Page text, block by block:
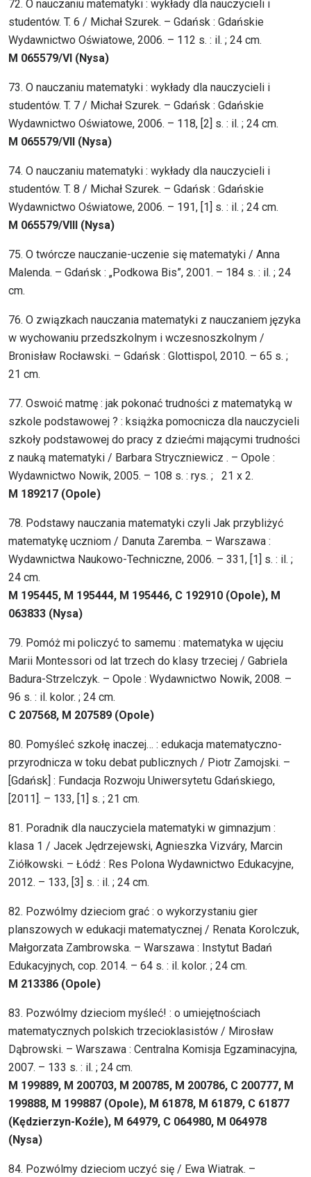
72. O nauczaniu matematyki : wykłady dla nauczycieli i
studentów. T. 6 / Michał Szurek. – Gdańsk : Gdańskie
Wydawnictwo Oświatowe, 2006. – 112 s. : il. ; 24 cm.
M 065579/VI (Nysa)
73. O nauczaniu matematyki : wykłady dla nauczycieli i
studentów. T. 7 / Michał Szurek. – Gdańsk : Gdańskie
Wydawnictwo Oświatowe, 2006. – 118, [2] s. : il. ; 24 cm.
M 065579/VII (Nysa)
74. O nauczaniu matematyki : wykłady dla nauczycieli i
studentów. T. 8 / Michał Szurek. – Gdańsk : Gdańskie
Wydawnictwo Oświatowe, 2006. – 191, [1] s. : il. ; 24 cm.
M 065579/VIII (Nysa)
75. O twórcze nauczanie-uczenie się matematyki / Anna
Malenda. – Gdańsk : „Podkowa Bis”, 2001. – 184 s. : il. ; 24
cm.
76. O związkach nauczania matematyki z nauczaniem języka
w wychowaniu przedszkolnym i wczesnoszkolnym /
Bronisław Rocławski. – Gdańsk : Glottispol, 2010. – 65 s. ;
21 cm.
77. Oswoić matmę : jak pokonać trudności z matematyką w
szkole podstawowej ? : książka pomocnicza dla nauczycieli
szkoły podstawowej do pracy z dziećmi mającymi trudności
z nauką matematyki / Barbara Stryczniewicz . – Opole :
Wydawnictwo Nowik, 2005. – 108 s. : rys. ; 21 x 2.
M 189217 (Opole)
78. Podstawy nauczania matematyki czyli Jak przybliżyć
matematykę uczniom / Danuta Zaremba. – Warszawa :
Wydawnictwa Naukowo-Techniczne, 2006. – 331, [1] s. : il. ;
24 cm.
M 195445, M 195444, M 195446, C 192910 (Opole), M
063833 (Nysa)
79. Pomóż mi policzyć to samemu : matematyka w ujęciu
Marii Montessori od lat trzech do klasy trzeciej / Gabriela
Badura-Strzelczyk. – Opole : Wydawnictwo Nowik, 2008. –
96 s. : il. kolor. ; 24 cm.
C 207568, M 207589 (Opole)
80. Pomyśleć szkołę inaczej… : edukacja matematyczno-
przyrodnicza w toku debat publicznych / Piotr Zamojski. –
[Gdańsk] : Fundacja Rozwoju Uniwersytetu Gdańskiego,
[2011]. – 133, [1] s. ; 21 cm.
81. Poradnik dla nauczyciela matematyki w gimnazjum :
klasa 1 / Jacek Jędrzejewski, Agnieszka Vizváry, Marcin
Ziółkowski. – Łódź : Res Polona Wydawnictwo Edukacyjne,
2012. – 133, [3] s. : il. ; 24 cm.
82. Pozwólmy dzieciom grać : o wykorzystaniu gier
planszowych w edukacji matematycznej / Renata Korolczuk,
Małgorzata Zambrowska. – Warszawa : Instytut Badań
Edukacyjnych, cop. 2014. – 64 s. : il. kolor. ; 24 cm.
M 213386 (Opole)
83. Pozwólmy dzieciom myśleć! : o umiejętnościach
matematycznych polskich trzecioklasistów / Mirosław
Dąbrowski. – Warszawa : Centralna Komisja Egzaminacyjna,
2007. – 133 s. : il. ; 24 cm.
M 199889, M 200703, M 200785, M 200786, C 200777, M
199888, M 199887 (Opole), M 61878, M 61879, C 61877
(Kędzierzyn-Koźle), M 64979, C 064980, M 064978
(Nysa)
84. Pozwólmy dzieciom uczyć się / Ewa Wiatrak. –